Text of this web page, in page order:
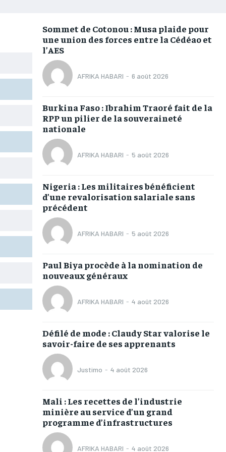
COMMUNIQUÉ
CULTURE
DIVERS
ECONOMIE
MONDE
OPPORTUNITÉ
PARTENAIRES
TOGOREPORT
TOGOREGARD
NOUVELLE D’AFRIQUE
LEDEFENSEURINFO
228FOOT
ACTU LOMÉ
1-MONTH
/ month
to this tier, you are billed
after the first one until you
of the monthly subscription.
1-MONTH
/ month
to this tier, you are billed
after the first one until you
of the monthly subscription.
COMMUNIQUÉ
CULTURE
DIVERS
ECONOMIE
MONDE
OPPORTUNITÉ
PARTENAIRES
TOGOREPORT
TOGOREGARD
NOUVELLE D’AFRIQUE
LEDEFENSEURINFO
228FOOT
ACTU LOMÉ
COMMUNIQUÉ
CULTURE
DIVERS
ECONOMIE
MONDE
OPPORTUNITÉ
PARTENAIRES
TOGOREPORT
TOGOREGARD
NOUVELLE D’AFRIQUE
LEDEFENSEURINFO
228FOOT
ACTU LOMÉ
COMMUNIQUÉ
CULTURE
DIVERS
ECONOMIE
MONDE
OPPORTUNITÉ
PARTENAIRES
TOGOREPORT
TOGOREGARD
NOUVELLE D’AFRIQUE
LEDEFENSEURINFO
228FOOT
ACTU LOMÉ
Sommet de Cotonou : Musa plaide pour
une union des forces entre la Cédéao et
l’AES
AFRIKA HABARI - 6 août 2026
Burkina Faso : Ibrahim Traoré fait de la
RPP un pilier de la souveraineté
nationale
AFRIKA HABARI - 5 août 2026
Nigeria : Les militaires bénéficient
d’une revalorisation salariale sans
précédent
AFRIKA HABARI - 5 août 2026
Paul Biya procède à la nomination de
nouveaux généraux
AFRIKA HABARI - 4 août 2026
Défilé de mode : Claudy Star valorise le
savoir-faire de ses apprenants
Justimo - 4 août 2026
Mali : Les recettes de l’industrie
minière au service d’un grand
programme d’infrastructures
AFRIKA HABARI - 4 août 2026